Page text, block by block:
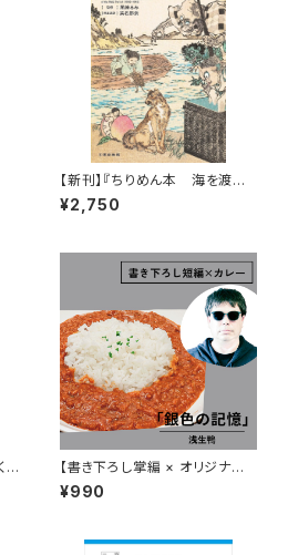
【新刊】『ちりめん本 海を渡っ
た日本昔ばなし』
¥2,750
【書き下ろし掌編 × オリジナル
レトルトカレー】浅生鴨『華麗に
文学をすくう？「銀色の記憶」』
¥990